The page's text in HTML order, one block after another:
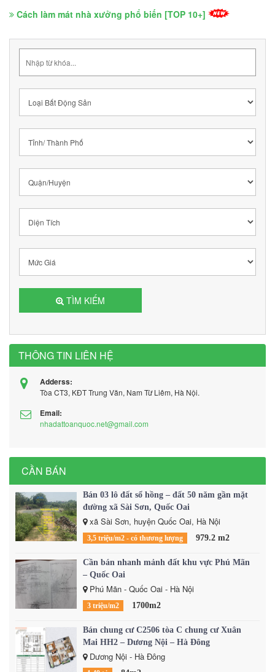
Cách làm mát nhà xưởng phổ biến [TOP 10+]
TÌM KIẾM
THÔNG TIN LIÊN HỆ
Adderss:
Tòa CT3, KĐT Trung Văn, Nam Từ Liêm, Hà Nội.
Email:
nhadattoanquoc.net@gmail.com
CẦN BÁN
Bán 03 lô đất sổ hồng – đất 50 năm gần mặt
đường xã Sài Sơn, Quốc Oai
xã Sài Sơn, huyện Quốc Oai, Hà Nội
3,5 triệu/m2 - có thương lượng 979.2 m2
Cần bán nhanh mảnh đất khu vực Phú Mãn
– Quốc Oai
Phú Mãn - Quốc Oai - Hà Nội
3 triệu/m2 1700m2
Bán chung cư C2506 tòa C chung cư Xuân
Mai HH2 – Dương Nội – Hà Đông
Dương Nội - Hà Đông